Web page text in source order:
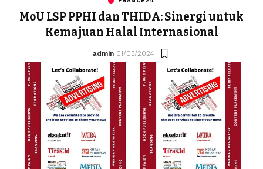
MoU LSP PPHI dan THIDA: Sinergi untuk
Kemajuan Halal Internasional
admin 01/03/2024